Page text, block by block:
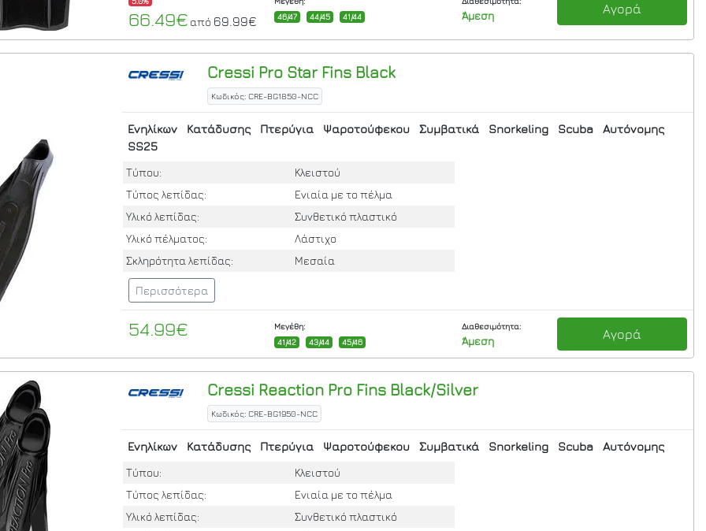
66.49€ από 69.99€
46/47
44/45 41/44 Άμεση Αγορά
Cressi Pro Star Fins Black
Κωδικός: CRE-BG1850-NCC
Ενηλίκων Κατάδυσης Πτερύγια Ψαροτούφεκου Συμβατικά Snorkeling Scuba
Αυτόνομης
SS25
Τύπου:
Κλειστού
Τύπος λεπίδας:
Ενιαία με το πέλμα
Υλικό λεπίδας:
Συνθετικό πλαστικό
Υλικό πέλματος:
Λάστιχο
Σκληρότητα λεπίδας:
Μεσαία
Περισσότερα
54.99€
Μεγέθη:
41/42
43/44 45/46
Διαθεσιμότητα:
Άμεση Αγορά
Cressi Reaction Pro Fins Black/Silver
Κωδικός: CRE-BG1950-NCC
Ενηλίκων Κατάδυσης Πτερύγια Ψαροτούφεκου Συμβατικά Snorkeling Scuba Αυτόνομης
Τύπου:
Κλειστού
Τύπος λεπίδας:
Ενιαία με το πέλμα
Υλικό λεπίδας:
Συνθετικό πλαστικό